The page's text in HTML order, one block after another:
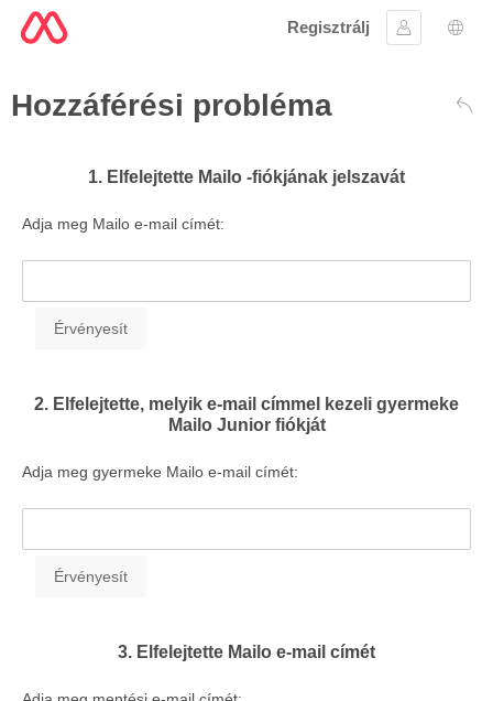
Regisztrálj
Hozzáférési probléma
1. Elfelejtette Mailo -fiókjának jelszavát
Adja meg Mailo e-mail címét:
2. Elfelejtette, melyik e-mail címmel kezeli gyermeke
Mailo Junior fiókját
Adja meg gyermeke Mailo e-mail címét:
3. Elfelejtette Mailo e-mail címét